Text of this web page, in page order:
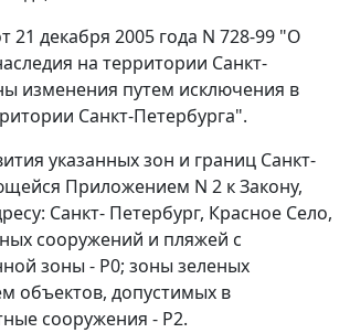
21 декабря 2005 года N 728-99 "О
на территории Санкт-
изменения путем исключения в
Санкт-Петербурга".
указанных зон и границ Санкт-
Приложением N 2 к Закону,
Санкт- Петербург, Красное Село,
сооружений и пляжей с
зоны - Р0; зоны зеленых
объектов, допустимых в
сооружения - Р2.